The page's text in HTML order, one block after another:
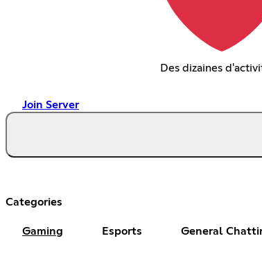
Des dizaines
Join Server
Categories
Gaming Esports General